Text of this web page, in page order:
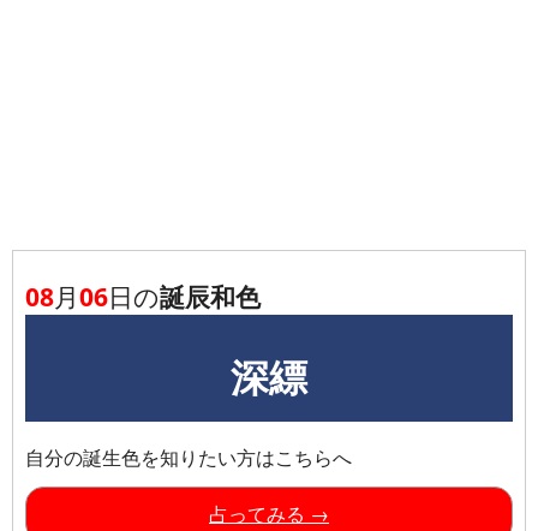
08月06日の誕辰和色
深縹
自分の誕生色を知りたい方はこちらへ
占ってみる →